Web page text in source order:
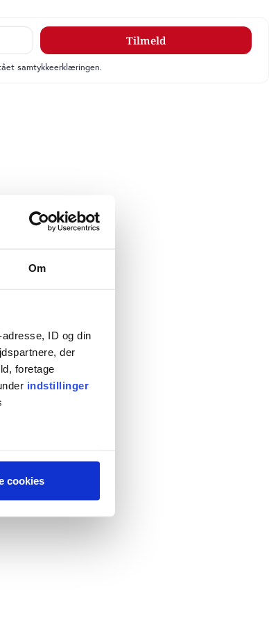
Om
ID og din
der
foretage
indstillinger
cookies
Tilmeld
samtykkeerklæringen.